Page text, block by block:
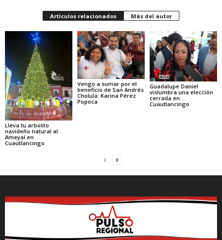
Artículos relacionados Más del autor
Lleva tu arbolito
navideño natural al
Ameyal en
Cuautlancingo
Vengo a sumar por el
beneficio de San Andrés
Cholula: Karina Pérez
Popoca
Guadalupe Daniel
vislumbra una elección
cerrada en
Cuautlancingo